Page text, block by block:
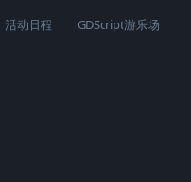
活动日程 GDScript游乐场